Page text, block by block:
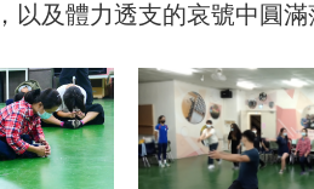
以及體力透支的哀號中圓